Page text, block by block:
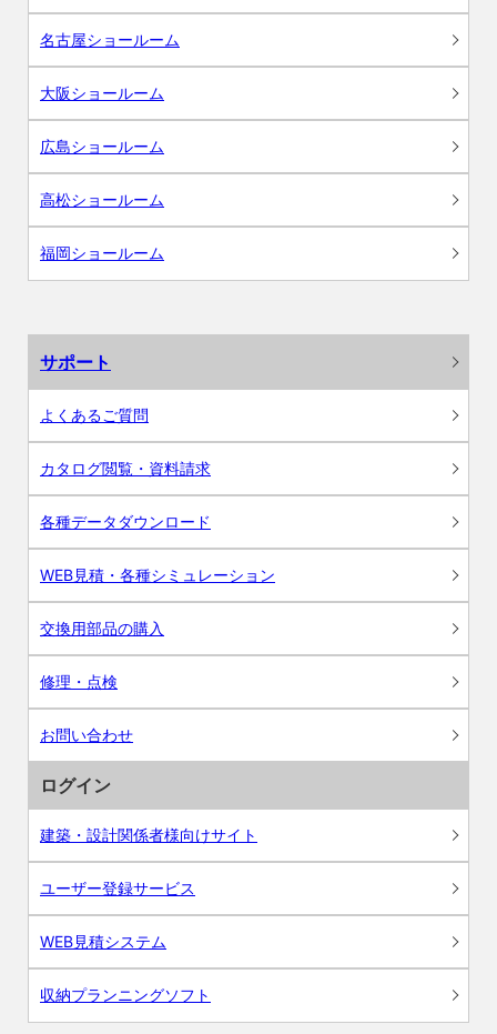
名古屋ショールーム
大阪ショールーム
広島ショールーム
高松ショールーム
福岡ショールーム
サポート
よくあるご質問
カタログ閲覧・資料請求
各種データダウンロード
WEB見積・各種シミュレーション
交換用部品の購入
修理・点検
お問い合わせ
ログイン
建築・設計関係者様向けサイト
ユーザー登録サービス
WEB見積システム
収納プランニングソフト